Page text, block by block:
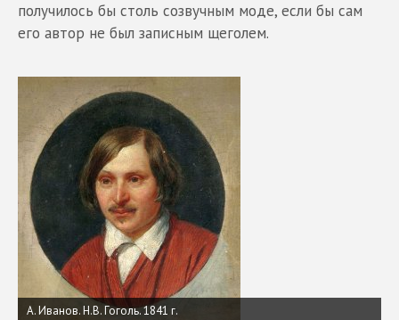
получилось бы столь созвучным моде, если бы сам
его автор не был записным щеголем.
А. Иванов. Н.В. Гоголь. 1841 г.